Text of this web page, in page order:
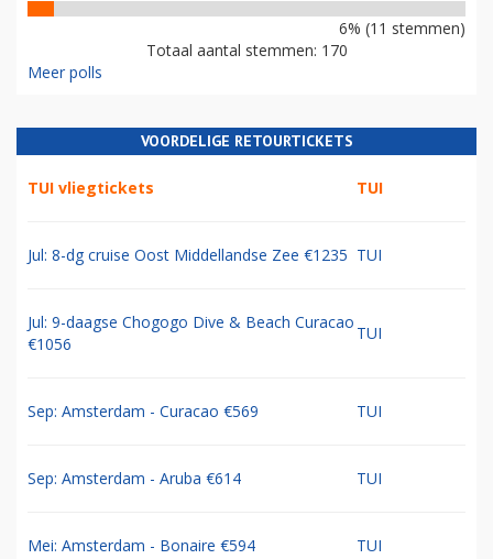
6% (11 stemmen)
Totaal aantal stemmen: 170
Meer polls
VOORDELIGE RETOURTICKETS
TUI vliegtickets TUI
Jul: 8-dg cruise Oost Middellandse Zee €1235 TUI
Jul: 9-daagse Chogogo Dive & Beach Curacao
€1056
TUI
Sep: Amsterdam - Curacao €569 TUI
Sep: Amsterdam - Aruba €614 TUI
Mei: Amsterdam - Bonaire €594 TUI